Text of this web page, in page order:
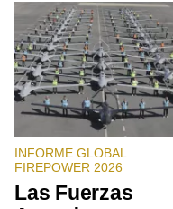
INFORME GLOBAL
FIREPOWER 2026
Las Fuerzas